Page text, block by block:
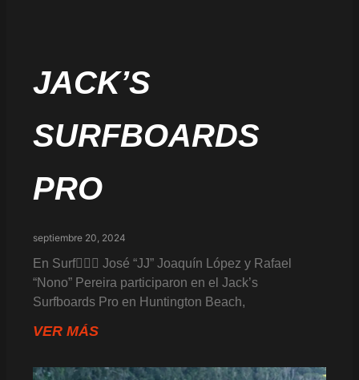
JACK’S
SURFBOARDS
PRO
septiembre 20, 2024
En Surf🏄🏻‍♂️ José “JJ” Joaquín López y Rafael
“Nono” Pereira participaron en el Jack’s
Surfboards Pro en Huntington Beach,
VER MÁS